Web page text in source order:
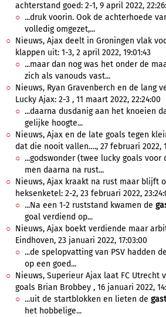
achterstand goed: 2-1, 9 april 2022,
...druk voorin. Ook de achterhoede
volledig omgezet,...
Nieuws, Ajax deelt in Groningen vlak
klappen uit: 1-3, 2 april 2022, 19:01:43
...maar dan nog was het onder de
zich als vanouds vast...
Nieuws, Ryan Gravenberch en de lang
Lucky Ajax: 2-3 , 11 maart 2022, 22:24:00
...daarna dusdanig aan het knoeien
gelijke hoogte...
Nieuws, Ajax en de late goals tegen
dat die nooit vallen…., 27 februari 2022,
...godswonder (twee lucky goals voor
men daarna na rust...
Nieuws, Ajax kraakt na rust maar blijft
heksenketel: 2-2, 23 februari 2022,
...Na een 1-2 ruststand kwamen de
goal verdiend op...
Nieuws, Ajax boekt verdiende maar
Eindhoven, 23 januari 2022, 17:03:00
...de spelopvatting van PSV hadden de
op een goed...
Nieuws, Superieur Ajax laat FC Utrecht
goals Brian Brobbey , 16 januari 2022,
...uit de startblokken en lieten de
het hobbelige...